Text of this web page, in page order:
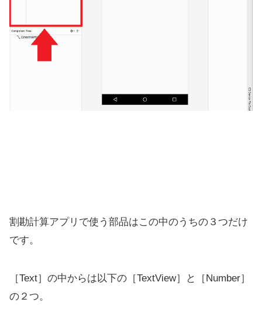
割勘計算アプリで使う部品はこの中のうちの３つだけ
です。
［Text］の中からは以下の［TextView］と［Number］
の２つ。